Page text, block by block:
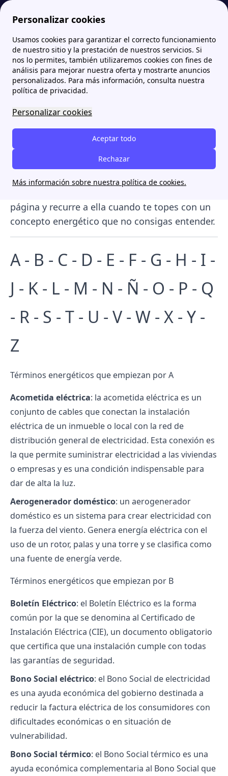
Personalizar cookies
Usamos cookies para garantizar el correcto funcionamiento
de nuestro sitio y la prestación de nuestros servicios. Si
nos lo permites, también utilizaremos cookies con fines de
análisis para mejorar nuestra oferta y mostrarte anuncios
personalizados. Para más información, consulta nuestra
política de privacidad.
Personalizar cookies
Aceptar todo
Rechazar
Más información sobre nuestra política de cookies.
Papernest.es Diccionario de energía de Papernest: todos los términos para entender el mercado energético
Diccionario de energía de
Papernest: todos los
términos para entender el
mercado energético
En este diccionario podrás encontrar
términos relacionados con el mercado
energético, sus definiciones y sus respectivas
página y recurre a ella cuando te topes con un
concepto energético que no consigas entender.
A- B - C - D - E - F - G - H - I -
J - K - L - M - N - Ñ - O - P - Q
- R - S - T - U - V - W - X - Y -
Z
Términos energéticos que empiezan por A
Acometida eléctrica: la acometida eléctrica es un
conjunto de cables que conectan la instalación
eléctrica de un inmueble o local con la red de
distribución general de electricidad. Esta conexión es
la que permite suministrar electricidad a las viviendas
o empresas y es una condición indispensable para
dar de alta la luz.
Aerogenerador doméstico: un aerogenerador
doméstico es un sistema para crear electricidad con
la fuerza del viento. Genera energía eléctrica con el
uso de un rotor, palas y una torre y se clasifica como
una fuente de energía verde.
Términos energéticos que empiezan por B
Boletín Eléctrico: el Boletín Eléctrico es la forma
común por la que se denomina al Certificado de
Instalación Eléctrica (CIE), un documento obligatorio
que certifica que una instalación cumple con todas
las garantías de seguridad.
Bono Social eléctrico: el Bono Social de electricidad
es una ayuda económica del gobierno destinada a
reducir la factura eléctrica de los consumidores con
dificultades económicas o en situación de
vulnerabilidad.
Bono Social térmico: el Bono Social térmico es una
ayuda económica complementaria al Bono Social que